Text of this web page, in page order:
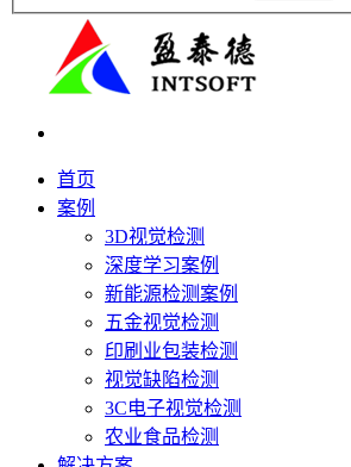
首页
案例
3D视觉检测
深度学习案例
新能源检测案例
五金视觉检测
印刷业包装检测
视觉缺陷检测
3C电子视觉检测
农业食品检测